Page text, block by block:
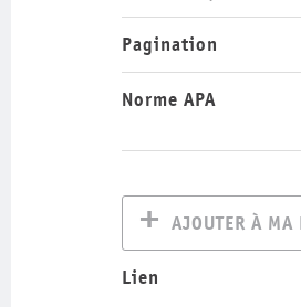
Pagination
Norme APA
AJOUTER À MA
Lien